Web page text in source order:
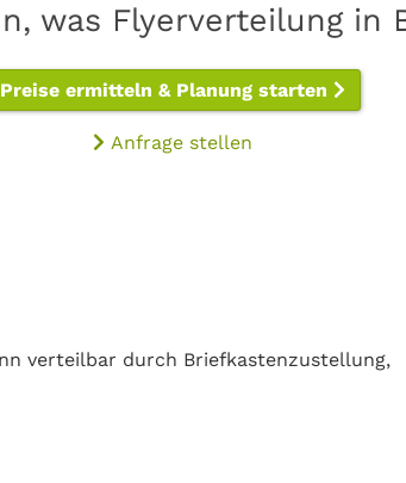
was Flyerverteilung in
Preise ermitteln & Planung starten
Anfrage stellen
verteilbar durch Briefkastenzustellung,